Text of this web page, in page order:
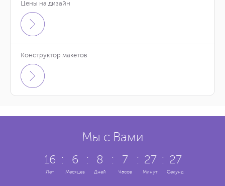
Цены на дизайн
Конструктор макетов
Мы с Вами
16
Лет
: 6
Месяцев
: 8
Дней
: 7
Часов
: 27
Минут
: 28
Секунд